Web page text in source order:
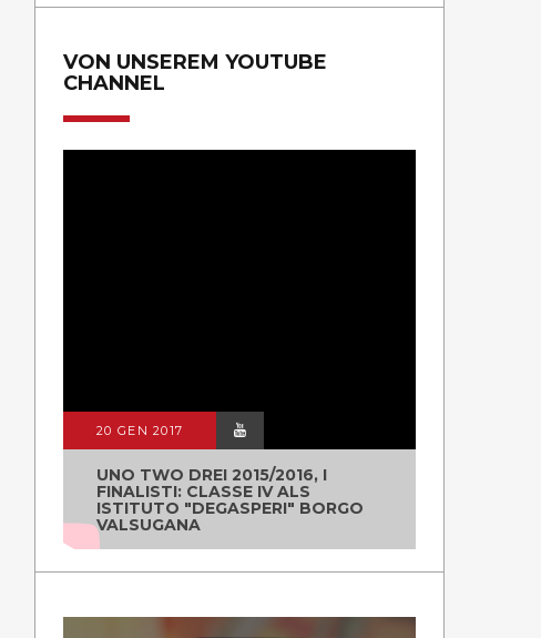
VON UNSEREM YOUTUBE
CHANNEL
20 GEN 2017
UNO TWO DREI 2015/2016, I
FINALISTI: CLASSE IV ALS
ISTITUTO "DEGASPERI" BORGO
VALSUGANA